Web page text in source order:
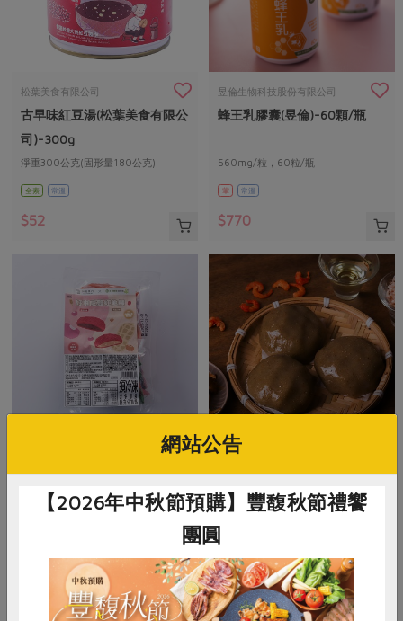
松葉美食有限公司
古早味紅豆湯(松葉美食有限公
司)-300g
淨重300公克(固形量180公克)
全素 常溫
$52
昱倫生物科技股份有限公司
蜂王乳膠囊(昱倫)-60顆/瓶
560mg/粒，60粒/瓶
葷 常溫
$770
棋)-480g/6入
冷凍
米棋食品有限公司
300公克(100公克x3入)
葷 冷凍
$135
網站公告
【2026年中秋節預購】豐馥秋節禮饗
團圓